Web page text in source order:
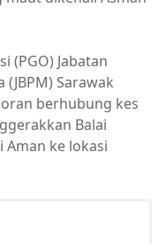
(PGO) Jabatan
Sarawak
berhubung kes
Balai
Aman ke lokasi